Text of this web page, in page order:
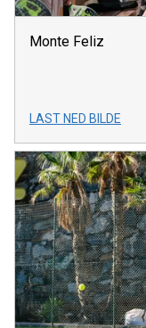
Monte Feliz
LAST NED BILDE